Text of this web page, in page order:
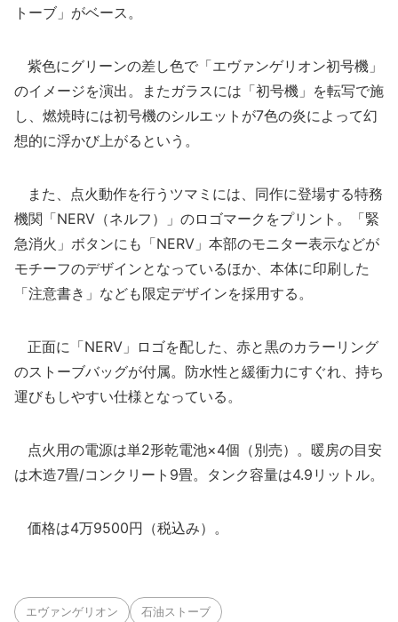
トーブ」がベース。
紫色にグリーンの差し色で「エヴァンゲリオン初号機」
のイメージを演出。またガラスには「初号機」を転写で施
し、燃焼時には初号機のシルエットが7色の炎によって幻
想的に浮かび上がるという。
また、点火動作を行うツマミには、同作に登場する特務
機関「NERV（ネルフ）」のロゴマークをプリント。「緊
急消火」ボタンにも「NERV」本部のモニター表示などが
モチーフのデザインとなっているほか、本体に印刷した
「注意書き」なども限定デザインを採用する。
正面に「NERV」ロゴを配した、赤と黒のカラーリング
のストーブバッグが付属。防水性と緩衝力にすぐれ、持ち
運びもしやすい仕様となっている。
点火用の電源は単2形乾電池×4個（別売）。暖房の目安
は木造7畳/コンクリート9畳。タンク容量は4.9リットル。
価格は4万9500円（税込み）。
エヴァンゲリオン 石油ストーブ